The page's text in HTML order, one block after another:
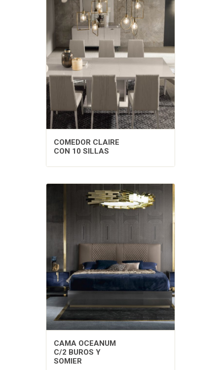
COMEDOR CLAIRE
CON 10 SILLAS
CAMA OCEANUM
C/2 BUROS Y
SOMIER